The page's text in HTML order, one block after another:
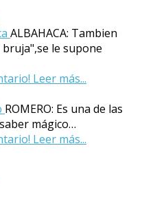
ALBAHACA: Tambien
le supone
Leer más...
ROMERO: Es una de las
mágico…
Leer más...